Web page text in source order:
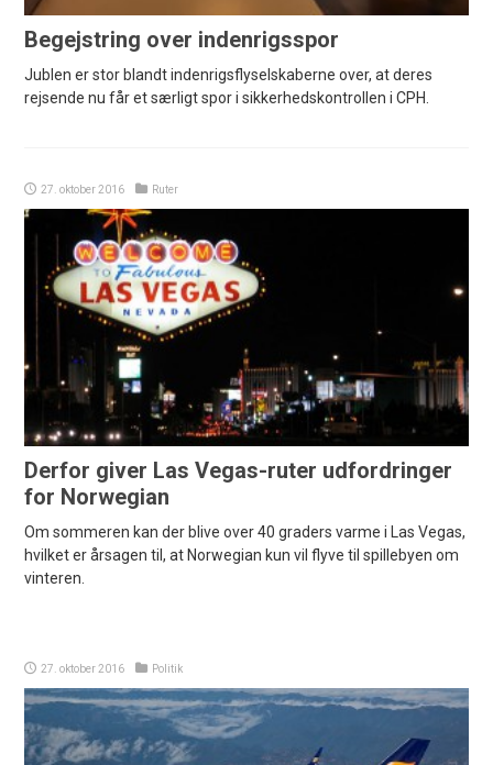
Begejstring over indenrigsspor
Jublen er stor blandt indenrigsflyselskaberne over, at deres
rejsende nu får et særligt spor i sikkerhedskontrollen i CPH.
27. oktober 2016 Ruter
Derfor giver Las Vegas-ruter udfordringer
for Norwegian
Om sommeren kan der blive over 40 graders varme i Las Vegas,
hvilket er årsagen til, at Norwegian kun vil flyve til spillebyen om
vinteren.
27. oktober 2016 Politik